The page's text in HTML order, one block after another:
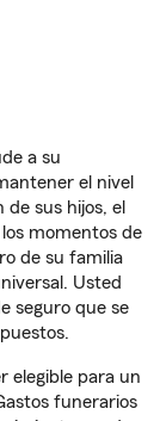
a su
el nivel
sus hijos, el
momentos de
de su familia
Usted
seguro que se
elegible para un
funerarios